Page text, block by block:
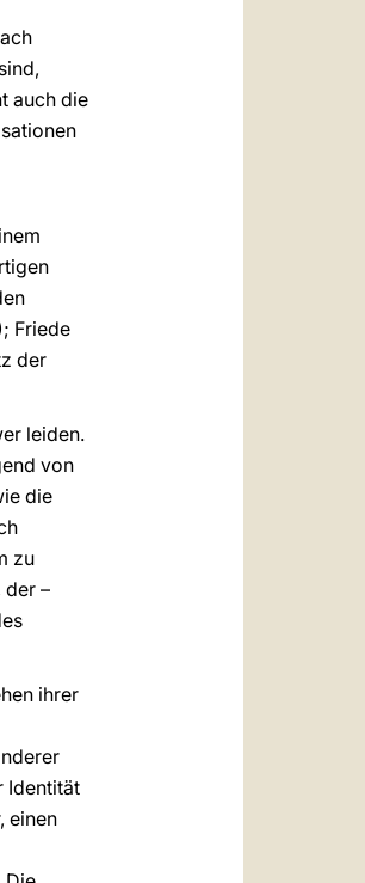
auch die
Friede
der
leiden.
von
die
zu
der –
ihrer
Identität
einen